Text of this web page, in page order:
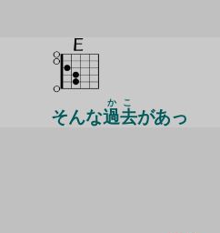
そんな過去
かこ
があっ